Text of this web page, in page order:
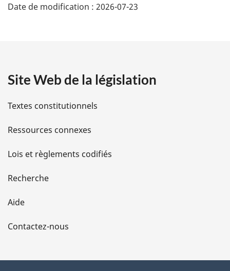
é
i
l
s
d
e
l
a
Date de modification : 2026-07-23
Site Web de la législation
Textes constitutionnels
Ressources connexes
Lois et règlements codifiés
Recherche
Aide
Contactez-nous